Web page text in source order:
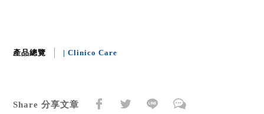
產品總覽 | Clinico Care
Share 分享文章